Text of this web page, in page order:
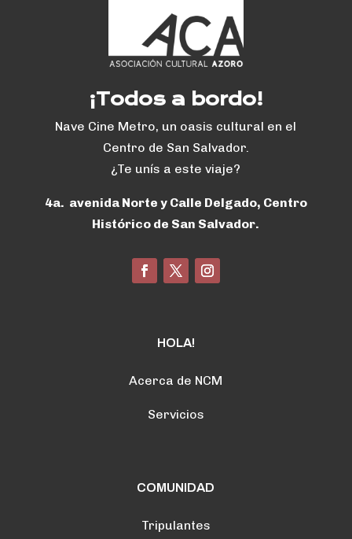
¡Todos a bordo!
Nave Cine Metro, un oasis cultural en el
Centro de San Salvador.
¿Te unís a este viaje?
4a. avenida Norte y Calle Delgado, Centro
Histórico de San Salvador.
HOLA!
Acerca de NCM
Servicios
COMUNIDAD
Tripulantes